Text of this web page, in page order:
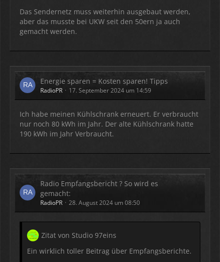
Das Sendernetz muss weiterhin ausgebaut werden,
aber das musste bei UKW seit den 50ern ja auch
gemacht werden.
Energie sparen = Kosten sparen! Tipps
RadioPR 17. September 2024 um 14:59
Ich habe meinen Kühlschrank erneuert. Er verbraucht
nur noch 80 kWh im Jahr. Der alte Kühlschrank hatte
190 kWh im Jahr Verbraucht.
Radio Empfangsbericht ? So wird es
gemacht:
RadioPR 28. August 2024 um 08:50
Zitat von Studio 97eins
Ein wirklich toller Beitrag über Empfangsberichte.